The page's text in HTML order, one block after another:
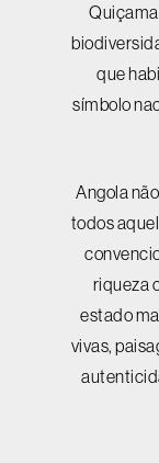
que
símbolo
Angola
todos
riqueza
estado
vivas,